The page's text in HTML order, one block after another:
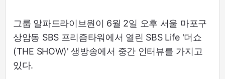
그룹 알파드라이브원이 6월 2일 오후 서울 마포구
상암동 SBS 프리즘타워에서 열린 SBS Life '더쇼
(THE SHOW)' 생방송에서 중간 인터뷰를 가지고
있다.